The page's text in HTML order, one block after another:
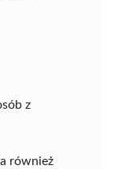
z
również